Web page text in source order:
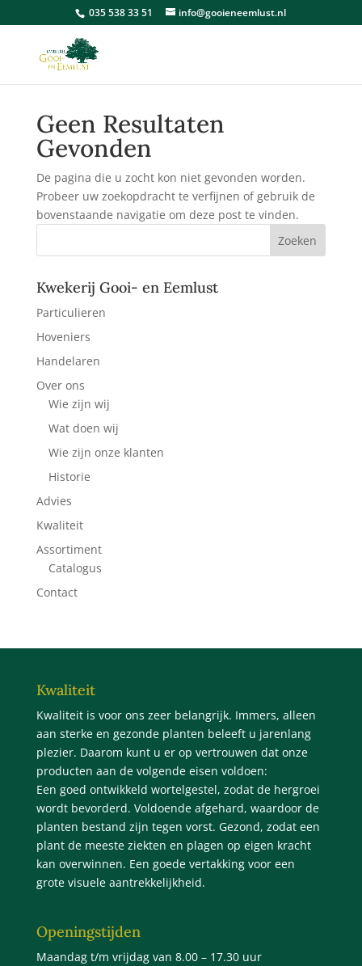
035 538 33 51 info@gooieneemlust.nl
Geen Resultaten
Gevonden
De pagina die u zocht kon niet gevonden worden.
Probeer uw zoekopdracht te verfijnen of gebruik de
bovenstaande navigatie om deze post te vinden.
Kwekerij Gooi- en Eemlust
Particulieren
Hoveniers
Handelaren
Over ons
Wie zijn wij
Wat doen wij
Wie zijn onze klanten
Historie
Advies
Kwaliteit
Assortiment
Catalogus
Contact
Kwaliteit
Kwaliteit is voor ons zeer belangrijk. Immers, alleen
aan sterke en gezonde planten beleeft u jarenlang
plezier. Daarom kunt u er op vertrouwen dat onze
producten aan de volgende eisen voldoen:
Een goed ontwikkeld wortelgestel, zodat de hergroei
wordt bevorderd. Voldoende afgehard, waardoor de
planten bestand zijn tegen vorst. Gezond, zodat een
plant de meeste ziekten en plagen op eigen kracht
kan overwinnen. Een goede vertakking voor een
grote visuele aantrekkelijkheid.
Openingstijden
Maandag t/m vrijdag van 8.00 – 17.30 uur